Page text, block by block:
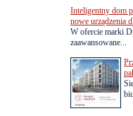
Inteligentny dom
nowe urządzenia
W ofercie marki
zaawansowane...